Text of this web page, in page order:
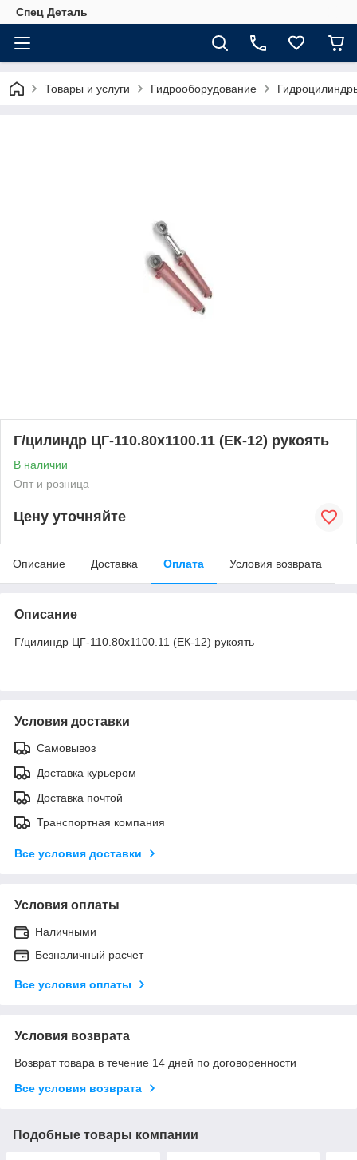
Спец Деталь
Товары и услуги Гидрооборудование
Г/цилиндр ЦГ-110.80х1100.11 (ЕК-12) рукоять
В наличии
Опт и розница
Цену уточняйте
Описание Доставка Оплата Условия возврата
Описание
Г/цилиндр ЦГ-110.80х1100.11 (ЕК-12) рукоять
Условия доставки
Самовывоз
Доставка курьером
Доставка почтой
Транспортная компания
Все условия доставки
Условия оплаты
Наличными
Безналичный расчет
Все условия оплаты
Условия возврата
Возврат товара в течение 14 дней по договоренности
Все условия возврата
Подобные товары компании